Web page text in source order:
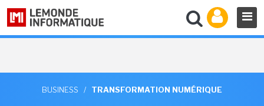
BUSINESS / TRANSFORMATION NUMÉRIQUE